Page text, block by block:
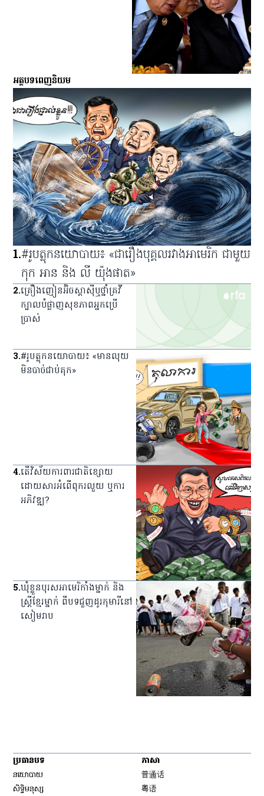
អត្ថបទពេញនិយម
1.#រូបត្លុកនយោបាយ៖ «ជារឿងបុគ្គលរវាងអាមេរិក ជាមួយ
កុក អាន និង លី យ៉ុងផាត»
2.គ្រឿង​ញៀន​អ៊ិចស្តាស៊ី​ឬ​ថ្នាំ​គ្រវី​
ក្បាល​បំផ្លាញ​សុខភាព​អ្នក​ប្រើ
ប្រាស់
3.#រូបត្លុកនយោបាយ៖ «មានលុយ
មិនបាច់ជាប់គុក»
4.តើវិស័យការពារជាតិខ្សោយ
ដោយសារអំពើពុករលួយ ឬការ
អភិវឌ្ឍ?
5.ឃុំ​ខ្លួន​បុរស​អាមេរិកាំង​ម្នាក់ និង​
ស្ត្រី​ខ្មែរ​ម្នាក់ ពី​បទ​ជួញ​ដូរ​កុមារី​នៅ​
សៀមរាប
ប្រធានបទ
នយោបាយ
សិទ្ធិ​មនុស្ស
ភាសា
普通话
粤语